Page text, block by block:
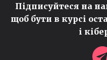
Підписуйтеся на
щоб бути в курсі
і